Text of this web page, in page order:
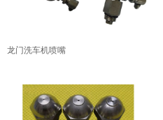
龙门洗车机喷嘴